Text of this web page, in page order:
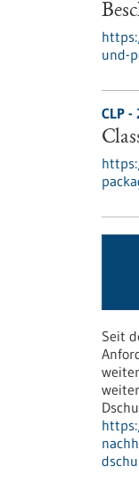
und-
CLP -
Seit